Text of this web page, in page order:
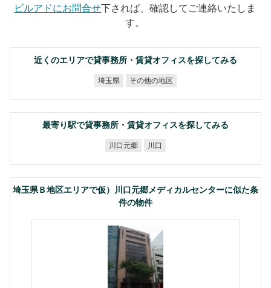
ビルアドにお問合せ下されば、確認してご連絡いたしま
す。
近くのエリアで貸事務所・賃貸オフィスを探してみる
埼玉県 その他の地区
最寄り駅で貸事務所・賃貸オフィスを探してみる
川口元郷 川口
埼玉県Ｂ地区エリアで仮）川口元郷メディカルセンターに似た条
件の物件